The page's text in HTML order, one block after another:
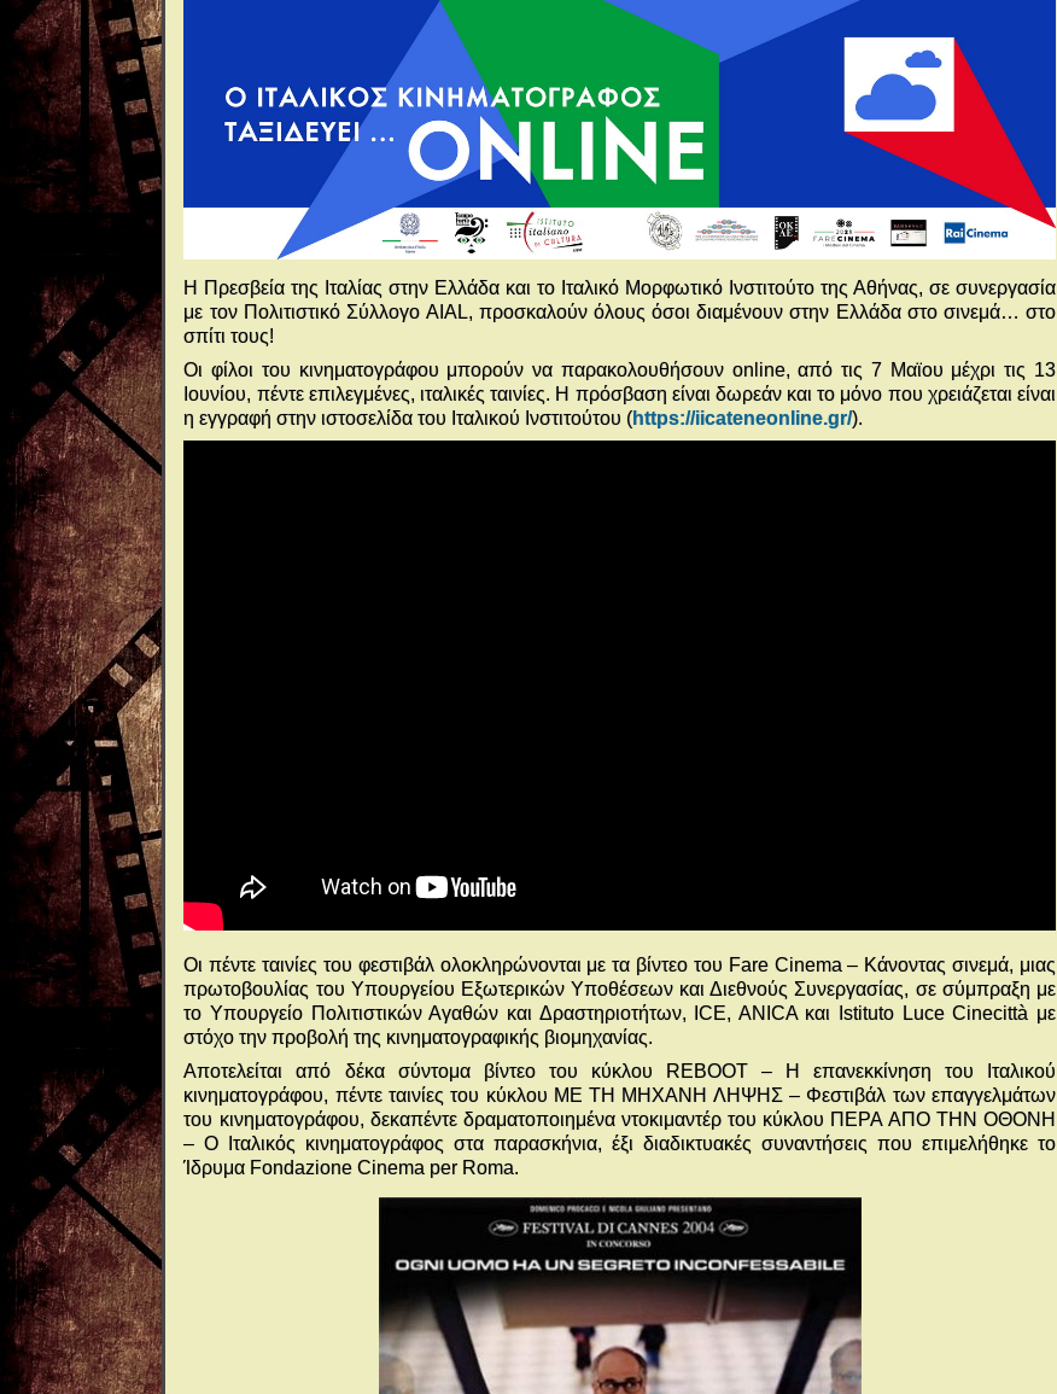
Η Πρεσβεία της Ιταλίας στην Ελλάδα και το Ιταλικό Μορφωτικό Ινστιτούτο της Αθήνας, σε συνεργασία
με τον Πολιτιστικό Σύλλογο AIAL, προσκαλούν όλους όσοι διαμένουν στην Ελλάδα στο σινεμά… στο
σπίτι τους!
Οι φίλοι του κινηματογράφου μπορούν να παρακολουθήσουν online, από τις 7 Μαϊου μέχρι τις 13
Ιουνίου, πέντε επιλεγμένες, ιταλικές ταινίες. Η πρόσβαση είναι δωρεάν και το μόνο που χρειάζεται είναι
η εγγραφή στην ιστοσελίδα του Ιταλικού Ινστιτούτου (https://iicateneonline.gr/).
Οι πέντε ταινίες του φεστιβάλ ολοκληρώνονται με τα βίντεο του Fare Cinema – Κάνοντας σινεμά, μιας
πρωτοβουλίας του Υπουργείου Εξωτερικών Υποθέσεων και Διεθνούς Συνεργασίας, σε σύμπραξη με
το Υπουργείο Πολιτιστικών Αγαθών και Δραστηριοτήτων, ICE, ANICA και Istituto Luce Cinecittà με
στόχο την προβολή της κινηματογραφικής βιομηχανίας.
Αποτελείται από δέκα σύντομα βίντεο του κύκλου REBOOT – Η επανεκκίνηση του Ιταλικού
κινηματογράφου, πέντε ταινίες του κύκλου ΜΕ ΤΗ ΜΗΧΑΝΗ ΛΗΨΗΣ – Φεστιβάλ των επαγγελμάτων
του κινηματογράφου, δεκαπέντε δραματοποιημένα ντοκιμαντέρ του κύκλου ΠΕΡΑ ΑΠΟ ΤΗΝ ΟΘΟΝΗ
– Ο Ιταλικός κινηματογράφος στα παρασκήνια, έξι διαδικτυακές συναντήσεις που επιμελήθηκε το
Ίδρυμα Fondazione Cinema per Roma.